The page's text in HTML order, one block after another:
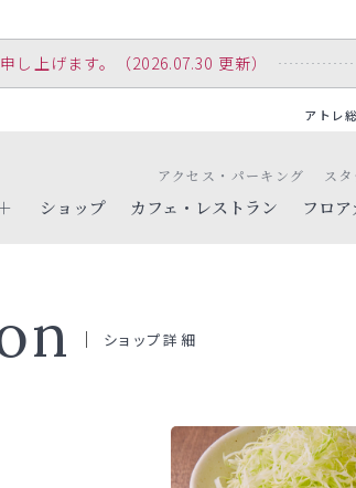
上げます。（2026.07.30 更新）
アトレ
ショップ カフェ・レストラン フロ
アクセス・パーキング ス
ショップ詳細